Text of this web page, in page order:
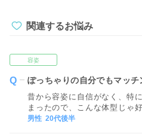
関連するお悩み
容姿
ぽっちゃりの自分でもマッチ
昔から容姿に自信がなく、特
まったので、こんな体型じゃ
ないんじゃないかと思ってい
男性 20代後半